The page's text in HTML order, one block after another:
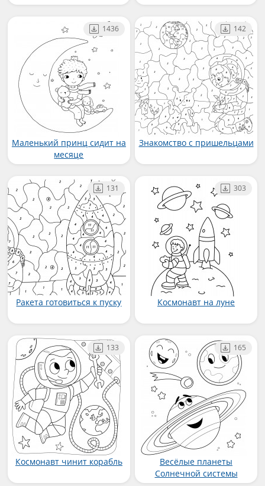
Маленький принц сидит на
месяце
1436
Знакомство с пришельцами
142
Ракета готовиться к пуску
131
Космонавт на луне
303
Космонавт чинит корабль
133
Весёлые планеты
Солнечной системы
165